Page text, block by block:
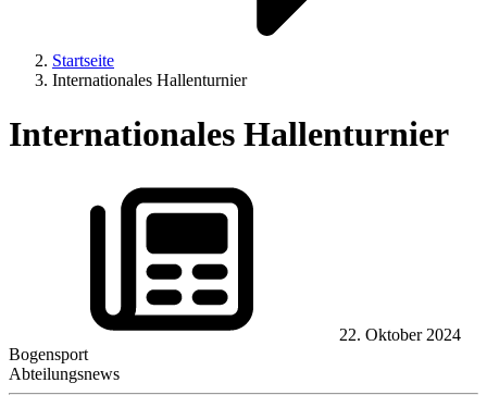
Startseite
Internationales Hallenturnier
Internationales Hallenturnier
22. Oktober 2024
Bogensport
Abteilungsnews